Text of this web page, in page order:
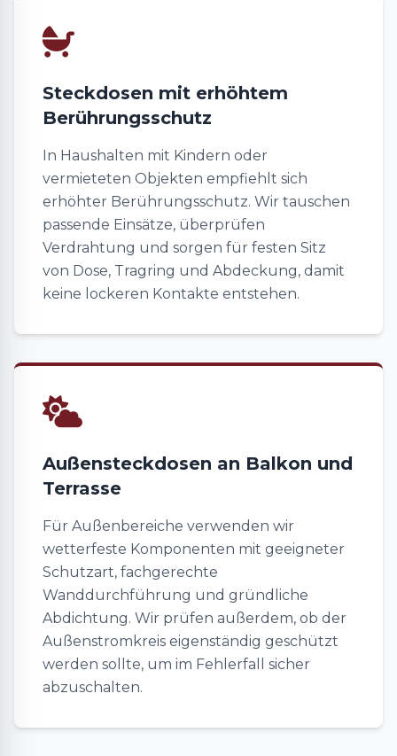
Steckdosen mit erhöhtem
Berührungsschutz
In Haushalten mit Kindern oder
vermieteten Objekten empfiehlt sich
erhöhter Berührungsschutz. Wir tauschen
passende Einsätze, überprüfen
Verdrahtung und sorgen für festen Sitz
von Dose, Tragring und Abdeckung, damit
keine lockeren Kontakte entstehen.
Außensteckdosen an Balkon und
Terrasse
Für Außenbereiche verwenden wir
wetterfeste Komponenten mit geeigneter
Schutzart, fachgerechte
Wanddurchführung und gründliche
Abdichtung. Wir prüfen außerdem, ob der
Außenstromkreis eigenständig geschützt
werden sollte, um im Fehlerfall sicher
abzuschalten.